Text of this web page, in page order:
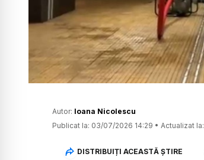
Autor: Ioana Nicolescu
Publicat la: 03/07/2026 14:29 • Actualizat la:
DISTRIBUIȚI ACEASTĂ ȘTIRE